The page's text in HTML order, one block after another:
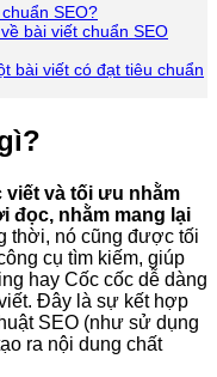
SEO?
bài viết chuẩn SEO
bài viết có đạt tiêu chuẩn
viết và tối ưu nhằm
đọc, nhằm mang lại
thời, nó cũng được tối
cụ tìm kiếm, giúp
hay Cốc cốc dễ dàng
Đây là sự kết hợp
SEO (như sử dụng
ra nội dung chất